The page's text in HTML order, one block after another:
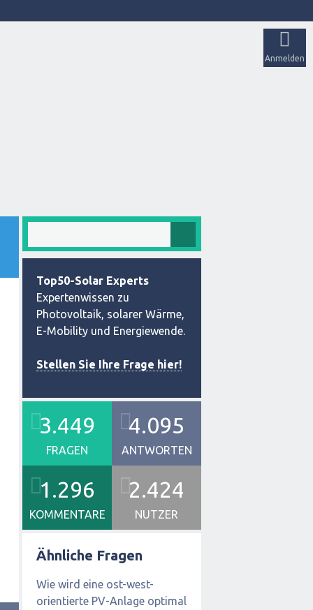
Anmelden
Top50-Solar Experts
Expertenwissen zu
Photovoltaik, solarer Wärme,
E-Mobility und Energiewende.
Stellen Sie Ihre Frage hier!
3.449
FRAGEN
4.095
ANTWORTEN
1.296
KOMMENTARE
2.424
NUTZER
Ähnliche Fragen
Wie wird eine ost-west-
orientierte PV-Anlage optimal